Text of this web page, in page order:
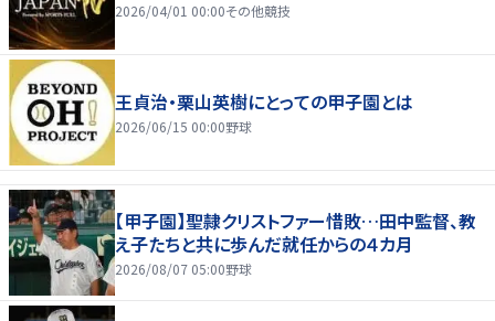
2026/04/01 00:00その他競技
王貞治・栗山英樹にとっての甲子園とは
2026/06/15 00:00野球
【甲子園】聖隷クリストファー惜敗…田中監督、教
え子たちと共に歩んだ就任からの４カ月
2026/08/07 05:00野球